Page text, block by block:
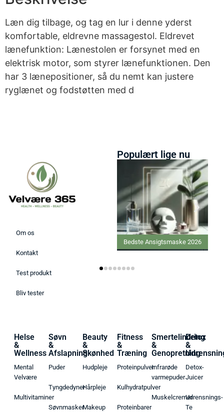
Læn dig tilbage, og tag en lur i denne yderst
komfortable, eldrevne massagestol. Eldrevet
lænefunktion: Lænestolen er forsynet med en
elektrisk motor, som styrer lænefunktionen. Den
har 3 lænepositioner, så du nemt kan justere
ryglænet og fodstøtten med d
Om os
Kontakt
Test produkt
Bliv tester
Populært lige nu
Bedste Ansigtsmaske 2026
Helse
&
Wellness
Mental
Velvære
Multivitaminer
Søvn
&
Afslapning
Puder
Tyngdedyner
Søvnmasker
Beauty
&
Skønhed
Hudpleje
Hårpleje
Makeup
Fitness
&
Træning
Proteinpulver
Kulhydratpulver
Proteinbarer
Smertelindring
&
Genopretning
Infrarøde
varmepuder
Muskelcremer
Detox
&
Detox-
Juicer
Udrensnings-
Te